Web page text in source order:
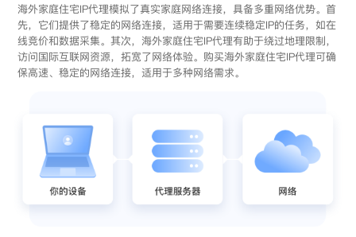
海外家庭住宅IP代理模拟了真实家庭网络连接，具备多重网络优势。首
先，它们提供了稳定的网络连接，适用于需要连续稳定IP的任务，如在
线竞价和数据采集。其次，海外家庭住宅IP代理有助于绕过地理限制，
访问国际互联网资源，拓宽了网络体验。购买海外家庭住宅IP代理可确
保高速、稳定的网络连接，适用于多种网络需求。